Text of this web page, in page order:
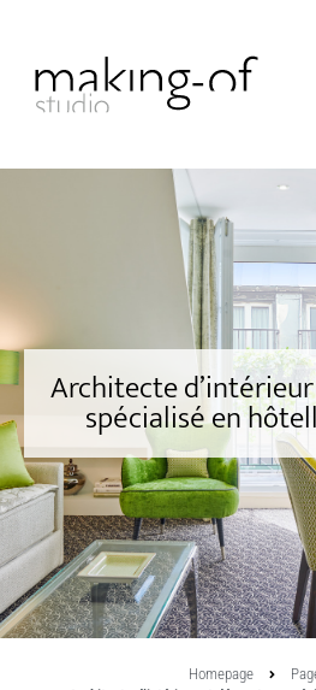
Architecte
spécialisé en
Homepage